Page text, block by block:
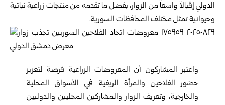
الدولي إقبالاً واسعاً من الزوار، بفضل ما تقدمه من منتجات زراعية نباتية
وحيوانية تمثل مختلف المحافظات السورية.
واعتبر المشاركون أن المعروضات الزراعية فرصة لتعزيز
حضور الفلاحين والمرأة الريفية في الأسواق المحلية
والخارجية، وتعريف الزوار والمشاركين المحليين والدوليين